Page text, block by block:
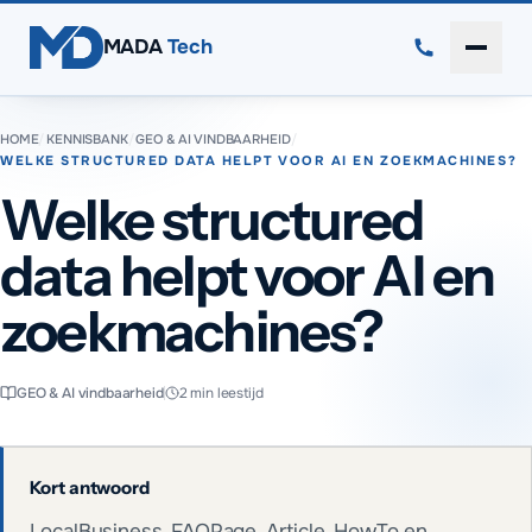
MADA Tech
HOME/ KENNISBANK/GEO & AI VINDBAARHEID/
WELKE STRUCTURED DATA HELPT VOOR AI EN ZOEKMACHINES?
Welke structured
data helpt voor AI en
zoekmachines?
GEO & AI vindbaarheid 2min leestijd
Kort antwoord